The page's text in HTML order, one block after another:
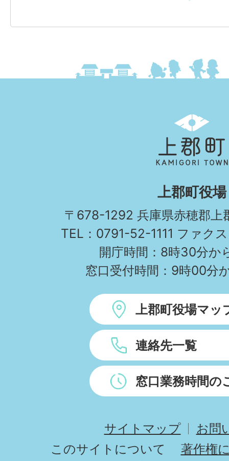
郡
町
KAMIGORI
TOWN
上郡町役場
〒678-1292 兵庫県赤穂郡上
TEL：0791-52-1111 ファク
開庁時間：8時30分か
窓口受付時間：9時00分
上郡町役場マッ
連絡先一覧
窓口業務時間の
サイトマップ
お問
このサイトについて
著作権